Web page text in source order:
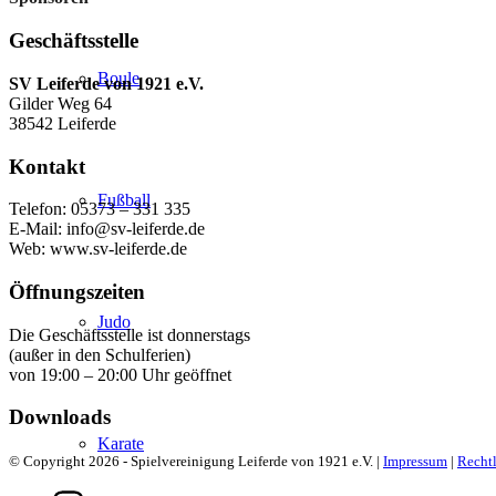
Boule
Fußball
Judo
Karate
Geschäftsstelle
SV Leiferde von 1921 e.V.
Gilder Weg 64
38542 Leiferde
Kontakt
Telefon: 05373 – 331 335
E-Mail: info@sv-leiferde.de
Web: www.sv-leiferde.de
Öffnungszeiten
Die Geschäftsstelle ist donnerstags
(außer in den Schulferien)
von 19:00 – 20:00 Uhr geöffnet
Downloads
© Copyright 2026 - Spielvereinigung Leiferde von 1921 e.V. | Impressum |